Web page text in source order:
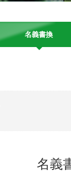
名義書換
名義